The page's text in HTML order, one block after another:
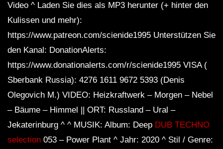
Video ^ Laden Sie dies als MP3 herunter (+ hinter den
Kulissen und mehr):
https://www.patreon.com/scienide1995 Unterstützen Sie
den Kanal: DonationAlerts:
https://www.donationalerts.com/r/scienide1995 VISA (
Sberbank Russia): 4276 1611 9672 5393 (Denis
Olegovich M.) VIDEO: Heizkraftwerk – Morgen – Nebel
– Bäume – Himmel || ORT: Russland – Ural –
Jekaterinburg ^ ^ MUSIK: Album: Deep DUB TECHNO
selection 053 – Power Plant ^ Jahr: 2020 ^ Stil / Genre: